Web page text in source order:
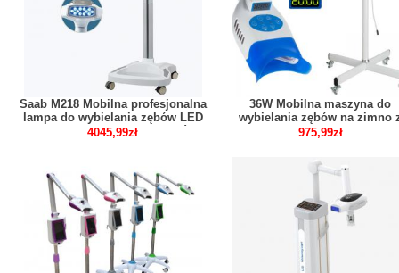
Saab M218 Mobilna profesjonalna
lampa do wybielania zębów LED
maszyna do wybielania zębów
4045,99zł
36W Mobilna maszyna do
wybielania zębów na zimno
lampą LED
975,99zł